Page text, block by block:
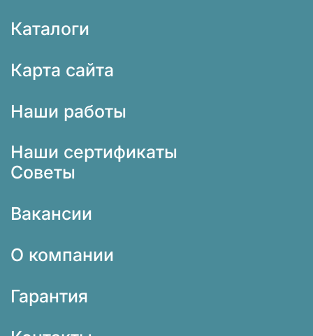
Каталоги
Карта сайта
Наши работы
Наши сертификаты
Советы
Вакансии
О компании
Гарантия